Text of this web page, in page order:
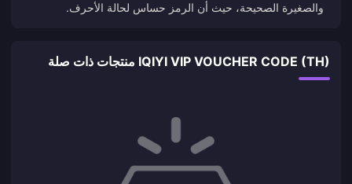
والصغيرة الصحيحة، حيث أن الرمز حساس لحالة الأحرف.
IQIYI VIP VOUCHER CODE (TH) منتجات ذات صلة